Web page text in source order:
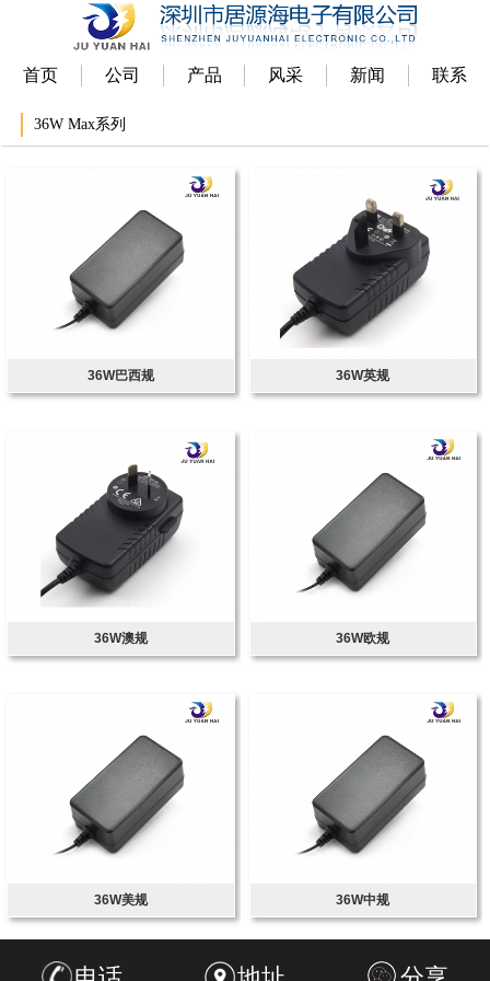
首页 公司 产品 风采 新闻 联系
36W Max系列
36W巴西规 36W英规
36W澳规 36W欧规
36W美规 36W中规